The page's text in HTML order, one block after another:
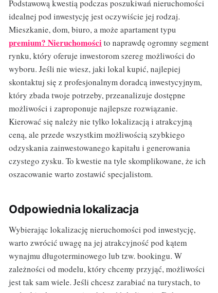
Podstawową kwestią podczas poszukiwań nieruchomości
idealnej pod inwestycję jest oczywiście jej rodzaj.
Mieszkanie, dom, biuro, a może apartament typu
premium? Nieruchomościto naprawdę ogromny segment
rynku, który oferuje inwestorom szereg możliwości do
wyboru. Jeśli nie wiesz, jaki lokal kupić, najlepiej
skontaktuj się z profesjonalnym doradcą inwestycyjnym,
który zbada twoje potrzeby, przeanalizuje dostępne
możliwości i zaproponuje najlepsze rozwiązanie.
Kierować się należy nie tylko lokalizacją i atrakcyjną
ceną, ale przede wszystkim możliwością szybkiego
odzyskania zainwestowanego kapitału i generowania
czystego zysku. To kwestie na tyle skomplikowane, że ich
oszacowanie warto zostawić specjalistom.
Odpowiednia lokalizacja
Wybierając lokalizację nieruchomości pod inwestycję,
warto zwrócić uwagę na jej atrakcyjność pod kątem
wynajmu długoterminowego lub tzw. bookingu. W
zależności od modelu, który chcemy przyjąć, możliwości
jest tak sam wiele. Jeśli chcesz zarabiać na turystach, to